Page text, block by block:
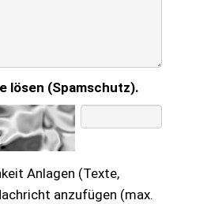
lösen (Spamschutz).
Anlagen (Texte,
anzufügen (max.